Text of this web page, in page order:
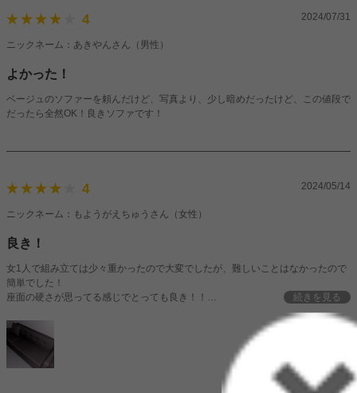
してます笑
4 2024/07/31
ニックネーム：あきやんさん（男性）
よかった！
ベージュのソファーを頼んだけど、写真より、少し暗めだったけど、この値段で
だったら全然OK！良きソファです！
4 2024/05/14
ニックネーム：もようがえちゅうさん（女性）
良き！
女1人で組み立ては少々重かったので大変でしたが、難しいことはなかったので
簡単でした！
座面の硬さが思ってる感じでとっても良き！！
硬めを求めてる方にはオススメですよ！
続きを見る